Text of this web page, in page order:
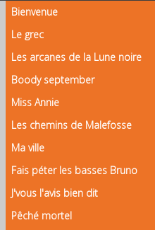
Bienvenue
Le grec
Les arcanes de la Lune noire
Boody september
Miss Annie
Les chemins de Malefosse
Ma ville
Fais péter les basses Bruno
J'vous l'avis bien dit
Pêché mortel